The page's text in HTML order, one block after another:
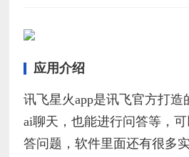
应用介绍
讯飞星火app是讯飞官方打
ai聊天，也能进行问答等，
答问题，软件里面还有很多